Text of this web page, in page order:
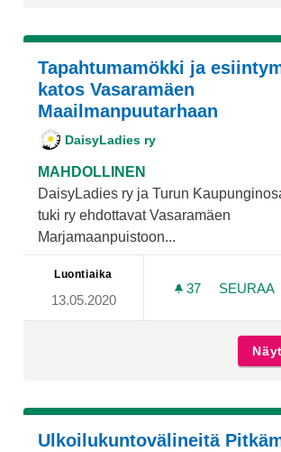
Tapahtumamökki ja
katos Vasaramäen
Maailmanpuutarhaan
DaisyLadies ry
MAHDOLLINEN
DaisyLadies ry ja Turun
tuki ry ehdottavat Vasaramäen
Marjamaanpuistoon...
Luontiaika
13.05.2020
37 37
SEURAA
Ulkoilukuntovälineitä